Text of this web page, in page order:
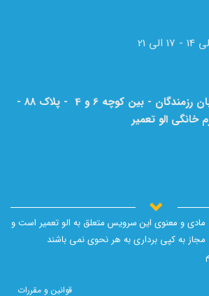
آدرس : اصفهان - خیابان رزمندگان - بین کوچه 6 و 4 - پلاک 88 -
خانگی الو تعمیر
و معنوی این سرویس متعلق به الو تعمیر است و
به کپی برداری به هر نحوی نمی باشند
قوانین و مقررات